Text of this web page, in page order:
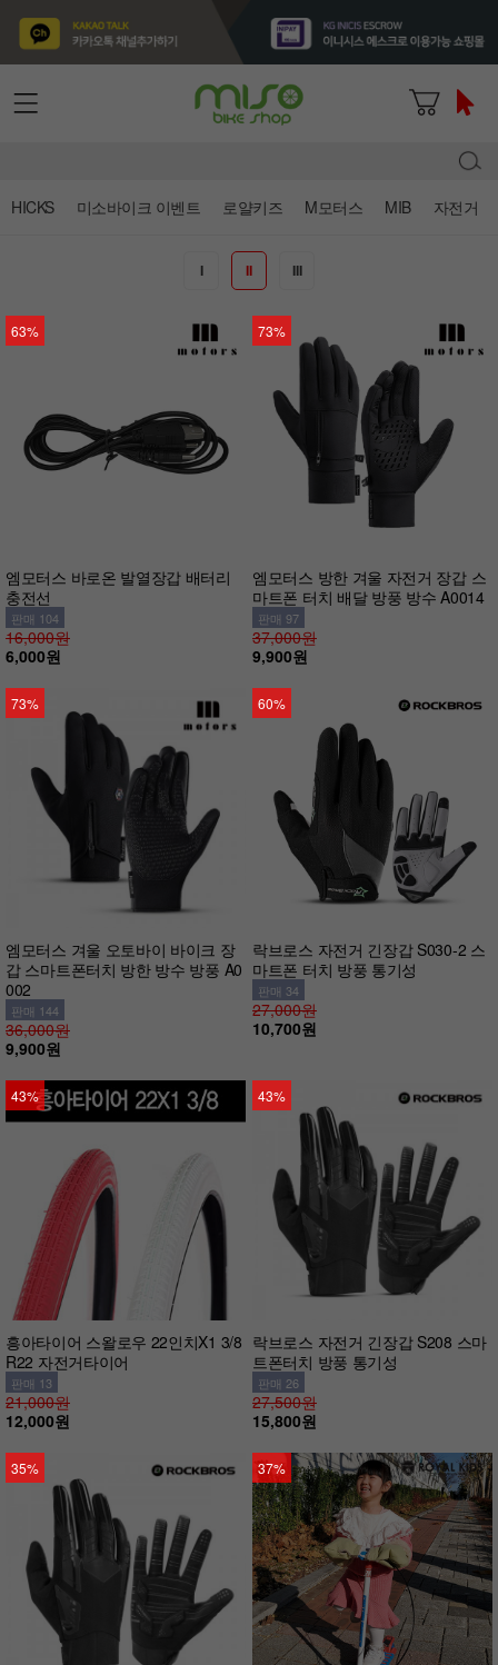
HICKS 미소바이크 이벤트 로얄키즈 M모터스 MIB 자전거
I II III
63%
엠모터스 바로온 발열장갑 배터리
충전선
판매 104
16,000원
6,000원
73%
엠모터스 방한 겨울 자전거 장갑 스
마트폰 터치 배달 방풍 방수 A0014
판매 97
37,000원
9,900원
73%
엠모터스 겨울 오토바이 바이크 장
갑 스마트폰터치 방한 방수 방풍 A0
002
판매 144
36,000원
9,900원
60%
락브로스 자전거 긴장갑 S030-2 스
마트폰 터치 방풍 통기성
판매 34
27,000원
10,700원
43%
흥아타이어 스왈로우 22인치X1 3/8
R22 자전거타이어
판매 13
21,000원
12,000원
43%
락브로스 자전거 긴장갑 S208 스마
트폰터치 방풍 통기성
판매 26
27,500원
15,800원
35% 37%